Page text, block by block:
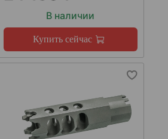
В наличии
Купить сейчас